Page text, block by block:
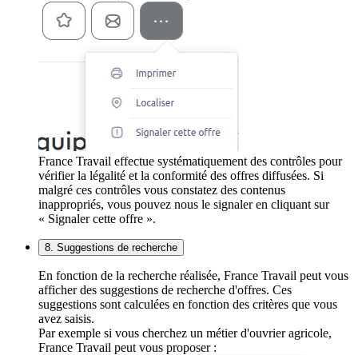
France Travail effectue systématiquement des contrôles pour
vérifier la légalité et la conformité des offres diffusées. Si
malgré ces contrôles vous constatez des contenus
inappropriés, vous pouvez nous le signaler en cliquant sur
« Signaler cette offre ».
8. Suggestions de recherche
En fonction de la recherche réalisée, France Travail peut vous
afficher des suggestions de recherche d'offres. Ces
suggestions sont calculées en fonction des critères que vous
avez saisis.
Par exemple si vous cherchez un métier d'ouvrier agricole,
France Travail peut vous proposer :